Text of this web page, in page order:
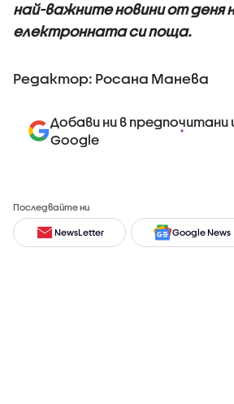
най-важните новини от деня
електронната си поща.
Редактор: Росана Манева
Добави ни в предпочитани
Google
Последвайте ни
NewsLetter Google News